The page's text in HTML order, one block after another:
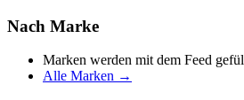
Nach Marke
Marken werden mit dem Feed
Alle Marken →